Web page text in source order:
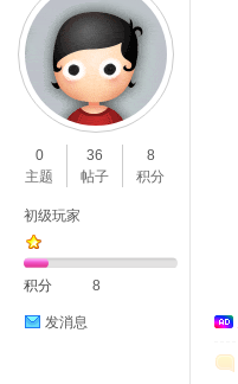
0
主题
36
帖子
8
积分
初级玩家
积分 8
发消息